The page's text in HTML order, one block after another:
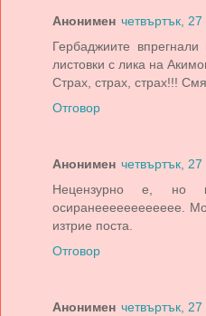
Анонимен четвъртък,
Гербаджиите
листовки с лика на
Страх, страх, страх!!!
Отговор
Анонимен четвъртък,
Нецензурно е, но
осиранееееееееееее.
изтрие поста.
Отговор
Анонимен четвъртък,